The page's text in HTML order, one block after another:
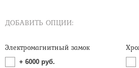
ДОБАВИТЬ ОПЦИИ:
Электромагнитный замок
+ 6000 руб.